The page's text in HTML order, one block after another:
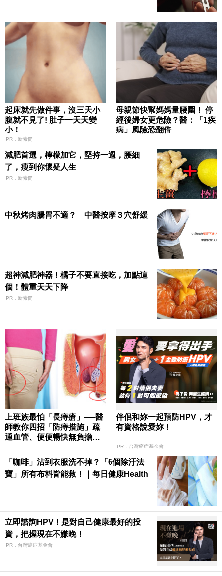
起床就先做件事，沒三天小
腹就不見了! 肚子一天天變
小！
PR．新素簡
母親節快幫媽媽量腰圍！ 停
經後婦女更危險？醫：「1疾
病」風險恐翻倍
減肥首選，檸檬加它，堅持一週，腰細
了，瘦到你懷疑人生
PR．新素簡
中秋烤肉腸胃不適？ 中醫按摩３穴舒緩
超神減肥神器！橘子不要直接吃，加點這
個！體重天天下降
PR．新素簡
上班族最怕「長痔瘡」──醫
師教你四招「防痔措施」疏
通血管、便便暢快無負擔｜
伴侶和妳一起預防HPV，才
有資格說愛妳！
PR．台灣癌症基金會
「咖啡」沾到衣服洗不掉？「6個除汙法
寶」所有布料皆能救！｜每日健康Health
立即諮詢HPV！是對自己健康最好的投
資，把握現在不嫌晚！
PR．台灣癌症基金會